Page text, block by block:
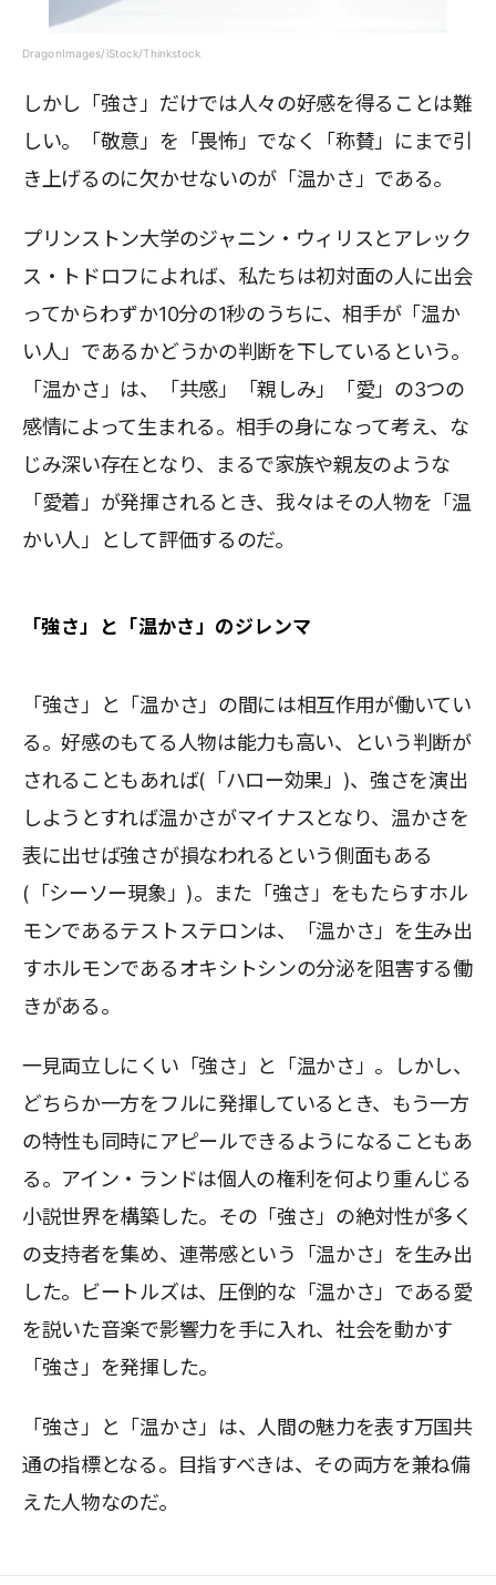
DragonImages/iStock/Thinkstock
しかし「強さ」だけでは人々の好感を得ることは難
しい。「敬意」を「畏怖」でなく「称賛」にまで引
き上げるのに欠かせないのが「温かさ」である。
プリンストン大学のジャニン・ウィリスとアレック
ス・トドロフによれば、私たちは初対面の人に出会
ってからわずか10分の1秒のうちに、相手が「温か
い人」であるかどうかの判断を下しているという。
「温かさ」は、「共感」「親しみ」「愛」の3つの
感情によって生まれる。相手の身になって考え、な
じみ深い存在となり、まるで家族や親友のような
「愛着」が発揮されるとき、我々はその人物を「温
かい人」として評価するのだ。
「強さ」と「温かさ」のジレンマ
「強さ」と「温かさ」の間には相互作用が働いてい
る。好感のもてる人物は能力も高い、という判断が
されることもあれば(「ハロー効果」)、強さを演出
しようとすれば温かさがマイナスとなり、温かさを
表に出せば強さが損なわれるという側面もある
(「シーソー現象」)。また「強さ」をもたらすホル
モンであるテストステロンは、「温かさ」を生み出
すホルモンであるオキシトシンの分泌を阻害する働
きがある。
一見両立しにくい「強さ」と「温かさ」。しかし、
どちらか一方をフルに発揮しているとき、もう一方
の特性も同時にアピールできるようになることもあ
る。アイン・ランドは個人の権利を何より重んじる
小説世界を構築した。その「強さ」の絶対性が多く
の支持者を集め、連帯感という「温かさ」を生み出
した。ビートルズは、圧倒的な「温かさ」である愛
を説いた音楽で影響力を手に入れ、社会を動かす
「強さ」を発揮した。
「強さ」と「温かさ」は、人間の魅力を表す万国共
通の指標となる。目指すべきは、その両方を兼ね備
えた人物なのだ。